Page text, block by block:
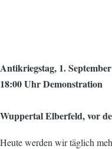
Antikriegstag, 1.
18:00 Uhr Demonstration
Wuppertal Elberfeld, vor
Heute werden wir täglich